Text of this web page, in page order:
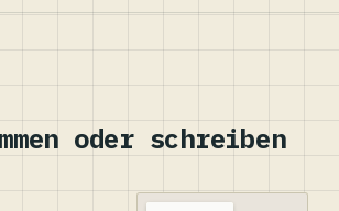
oder schreiben